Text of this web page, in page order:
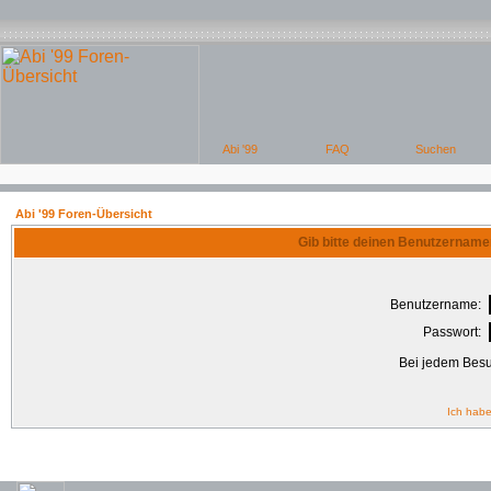
Abi '99 Foren-Übersicht
Gib bitte deinen
Benutzername:
Passwort:
Bei jedem
Ich